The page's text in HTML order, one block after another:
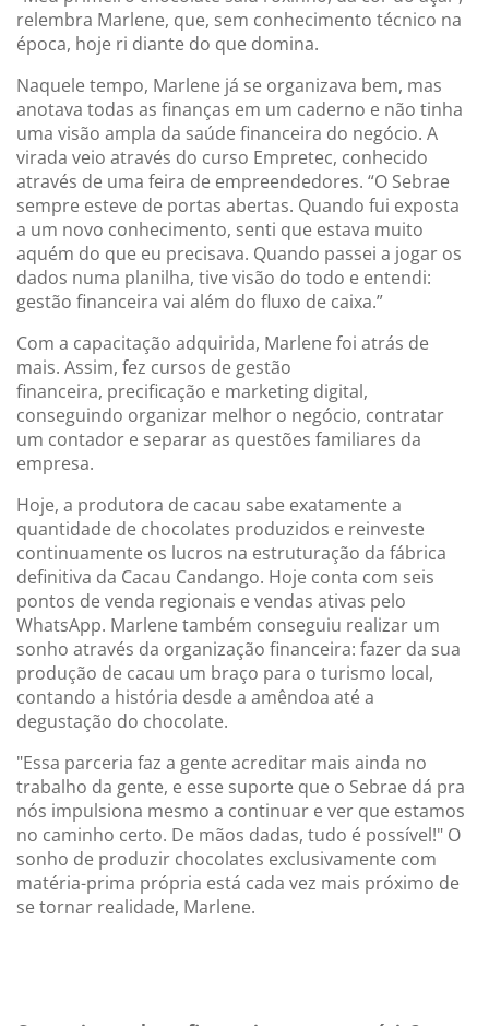
relembra Marlene, que, sem conhecimento técnico na
época, hoje ri diante do que domina.
Naquele tempo, Marlene já se organizava bem, mas
anotava todas as finanças em um caderno e não tinha
uma visão ampla da saúde financeira do negócio. A
virada veio através do curso Empretec, conhecido
através de uma feira de empreendedores. “O Sebrae
sempre esteve de portas abertas. Quando fui exposta
a um novo conhecimento, senti que estava muito
aquém do que eu precisava. Quando passei a jogar os
dados numa planilha, tive visão do todo e entendi:
gestão financeira vai além do fluxo de caixa.”
Com a capacitação adquirida, Marlene foi atrás de
mais. Assim, fez cursos de gestão
financeira, precificação e marketing digital,
conseguindo organizar melhor o negócio, contratar
um contador e separar as questões familiares da
empresa.
Hoje, a produtora de cacau sabe exatamente a
quantidade de chocolates produzidos e reinveste
continuamente os lucros na estruturação da fábrica
definitiva da Cacau Candango. Hoje conta com seis
pontos de venda regionais e vendas ativas pelo
WhatsApp. Marlene também conseguiu realizar um
sonho através da organização financeira: fazer da sua
produção de cacau um braço para o turismo local,
contando a história desde a amêndoa até a
degustação do chocolate.
"Essa parceria faz a gente acreditar mais ainda no
trabalho da gente, e esse suporte que o Sebrae dá pra
nós impulsiona mesmo a continuar e ver que estamos
no caminho certo. De mãos dadas, tudo é possível!" O
sonho de produzir chocolates exclusivamente com
matéria-prima própria está cada vez mais próximo de
se tornar realidade, Marlene.